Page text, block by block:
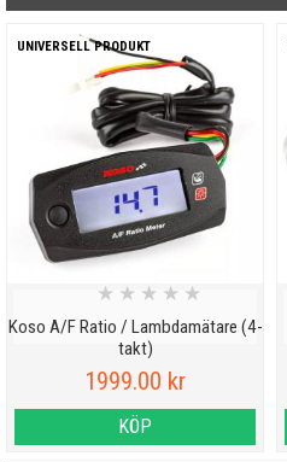
UNIVERSELL PRODUKT
Koso A/F Ratio / Lambdamätare (4-
takt)
★ ★ ★ ★ ★
1999.00 kr
KÖP